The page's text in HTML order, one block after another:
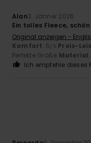
Alan3. Jänner 2026
Ein tolles Fleece,
Original anzeigen -
Komfort: 5 /5 Preis-
Perfekte Größe Material
Ich empfehle dieses